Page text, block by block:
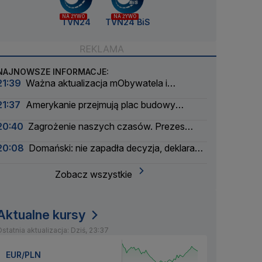
NA ŻYWO
TVN24
NA ŻYWO
TVN24 BiS
INFORMACJE:
Ważna aktualizacja mObywatela i
Amerykanie przejmują plac budowy
Zagrożenie naszych czasów. Prezes
Domański: nie zapadła decyzja, deklaracja
Zobacz wszystkie
kursy
aktualizacja: Dziś, 23:37
EUR/PLN